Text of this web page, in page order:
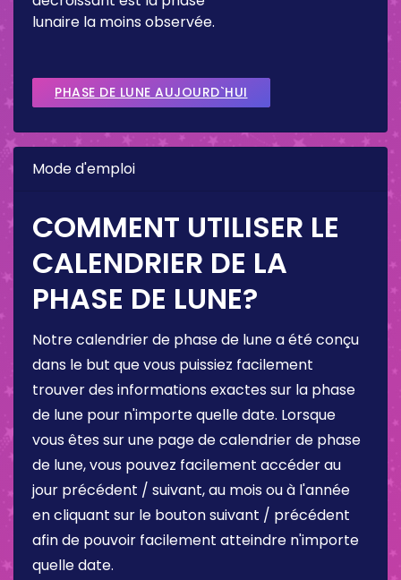
lunaire la moins observée.
PHASE DE LUNE AUJOURD`HUI
Mode d'emploi
COMMENT UTILISER LE
CALENDRIER DE LA
PHASE DE LUNE?
Notre calendrier de phase de lune a été conçu
dans le but que vous puissiez facilement
trouver des informations exactes sur la phase
de lune pour n'importe quelle date. Lorsque
vous êtes sur une page de calendrier de phase
de lune, vous pouvez facilement accéder au
jour précédent / suivant, au mois ou à l'année
en cliquant sur le bouton suivant / précédent
afin de pouvoir facilement atteindre n'importe
quelle date.